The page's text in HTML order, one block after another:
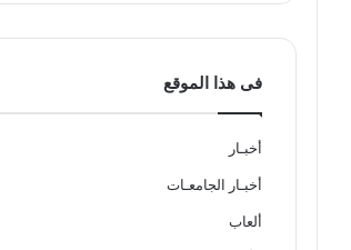
فى هذا الموقع
أخبـار
أخبـار الجامعـات
ألعاب